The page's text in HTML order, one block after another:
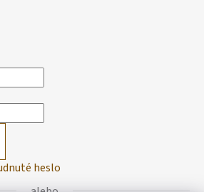
heslo